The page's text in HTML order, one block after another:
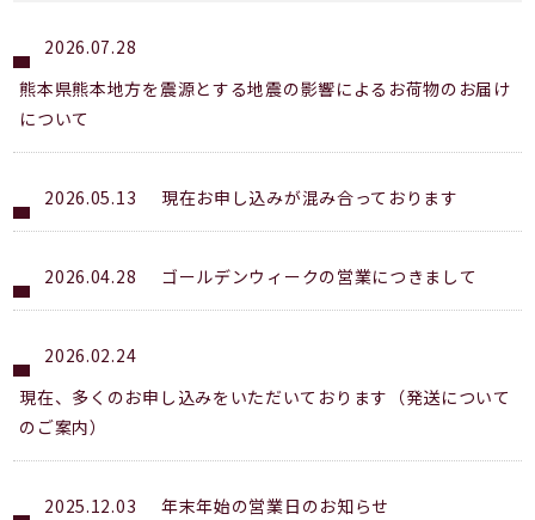
2026.07.28
熊本県熊本地方を震源とする地震の影響によるお荷物のお届け
について
2026.05.13 現在お申し込みが混み合っております
2026.04.28 ゴールデンウィークの営業につきまして
2026.02.24
現在、多くのお申し込みをいただいております（発送について
のご案内）
2025.12.03 年末年始の営業日のお知らせ